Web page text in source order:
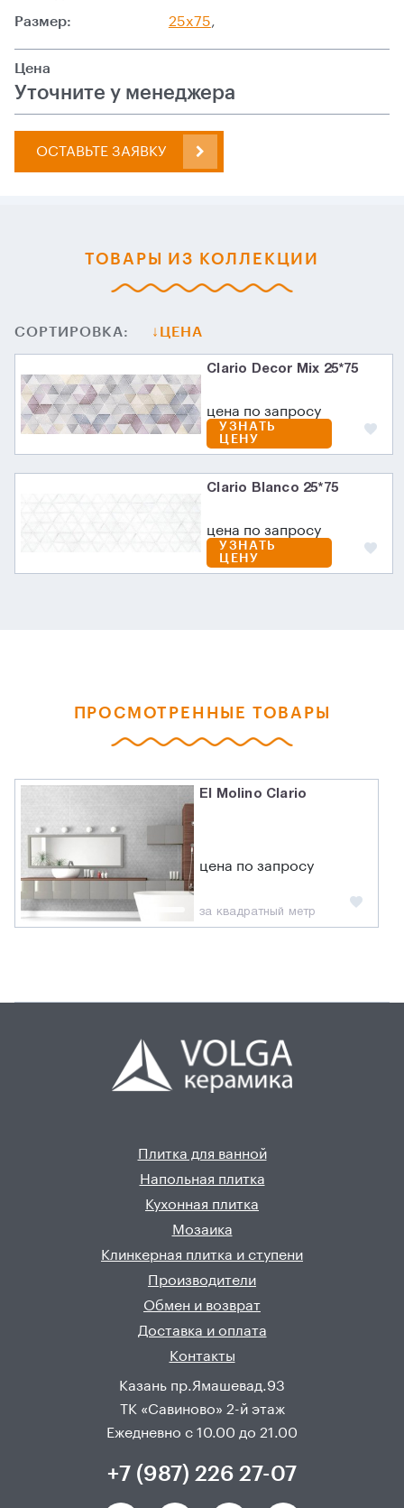
Размер:
25x75,
Цена
Уточните у менеджера
ОСТАВЬТЕ ЗАЯВКУ
ТОВАРЫ ИЗ КОЛЛЕКЦИИ
СОРТИРОВКА: ЦЕНА
Clario Decor Mix 25*75
цена по запросу
УЗНАТЬ
ЦЕНУ
Clario Blanco 25*75
цена по запросу
УЗНАТЬ
ЦЕНУ
ПРОСМОТРЕННЫЕ ТОВАРЫ
El Molino Clario
цена по запросу
за квадратный метр
Плитка для ванной
Напольная плитка
Кухонная плитка
Мозаика
Клинкерная плитка и ступени
Производители
Обмен и возврат
Доставка и оплата
Контакты
Казань пр.Ямашевад.93
ТК «Савиново» 2-й этаж
Ежедневно с 10.00 до 21.00
+7 (987) 226 27-07